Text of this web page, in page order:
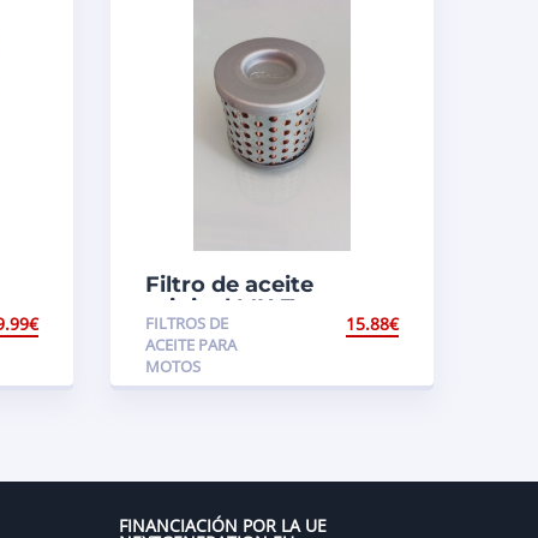
€
Filtro de aceite
original MH Tray
FILTROS DE
ACEITE PARA
MOTOS
15.88€
FINANCIACIÓN POR LA UE